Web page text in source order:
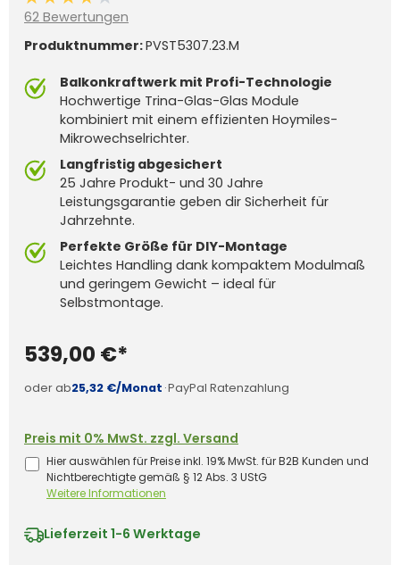
Durchschnittliche Bewertung von 4 von 5 Sternen
62 Bewertungen
Produktnummer:PVST5307.23.M
Balkonkraftwerk mit Profi-Technologie
Hochwertige Trina-Glas-Glas Module
kombiniert mit einem effizienten Hoymiles-
Mikrowechselrichter.
Langfristig abgesichert
25 Jahre Produkt- und 30 Jahre
Leistungsgarantie geben dir Sicherheit für
Jahrzehnte.
Perfekte Größe für DIY-Montage
Leichtes Handling dank kompaktem Modulmaß
und geringem Gewicht – ideal für
Selbstmontage.
539,00 €*
oder ab25,32 €/Monat ·PayPal Ratenzahlung
Preis mit 0% MwSt. zzgl. Versand
Hier auswählen für Preise inkl. 19% MwSt. für B2B Kunden und
Nichtberechtigte gemäß § 12 Abs. 3 UStG
Weitere Informationen
Lieferzeit 1-6 Werktage